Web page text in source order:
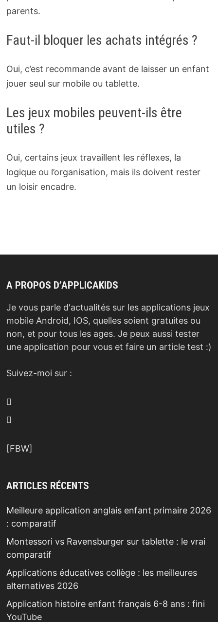
parents.
Faut-il bloquer les achats intégrés ?
Oui, c’est recommande avant de laisser un enfant
jouer seul sur mobile ou tablette.
Les jeux mobiles peuvent-ils être
utiles ?
Oui, certains jeux travaillent les réflexes, la
logique ou l’organisation, mais ils doivent rester
un loisir encadre.
A PROPOS D’APPLICAKIDS
Je vous parle d'actualités sur les applications jeux
mobile Android, IOS, quelles soient gratuites ou
non, et pour tous les ages. Je peux aussi tester
une application pour vous et faire un article test :)
Suivez-moi sur :
[FBW]
ARTICLES RÉCENTS
Meilleure application anglais enfant primaire 2026
: comparatif
Montessori vs Ravensburger sur tablette : le vrai
comparatif
Applications éducatives collège : les meilleures
alternatives 2026
Application histoire enfant français 6-8 ans : fini
YouTube